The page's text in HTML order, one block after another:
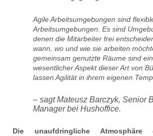
Agile Arbeitsumgebungen sind
Arbeitsumgebungen. Es sind
denen die Mitarbeiter frei
wann, wo und wie sie arbeiten
gemeinsam genutzte Räume sind ein
wesentlicher Aspekt dieser Art von
lassen Agilität in ihrem eigenen
– sagt Mateusz Barczyk, Senior
Manager bei Hushoffice.
Die unaufdringliche Atmosphäre